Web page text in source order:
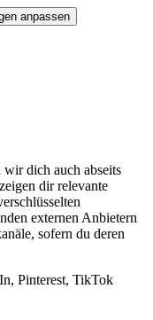
anpassen
dich auch abseits
dir relevante
externen Anbietern
sofern du deren
Pinterest, TikTok